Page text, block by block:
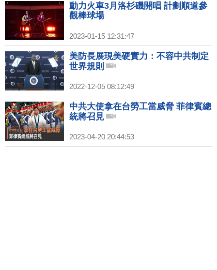
動力火車3月洛杉磯開唱 計劃順道參
觀棒球場
2023-01-15 12:31:47
美防長展現美硬實力：不容中共制定
世界規則
2022-12-05 08:12:49
中共大使拿在台勞工當威脅 菲律賓總
統將召見
2023-04-20 20:44:53